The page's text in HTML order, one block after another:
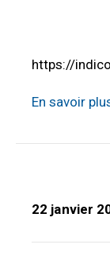
https://
En savoir
22 janvier